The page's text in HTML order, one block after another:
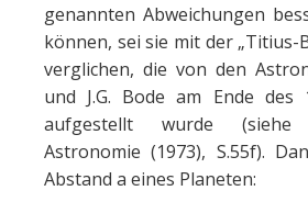
genannten Abweichungen
können, sei sie mit der „Titius-
verglichen, die von den
und J.G. Bode am Ende des
aufgestellt wurde
Astronomie (1973), S.55f).
Abstand a eines Planeten: